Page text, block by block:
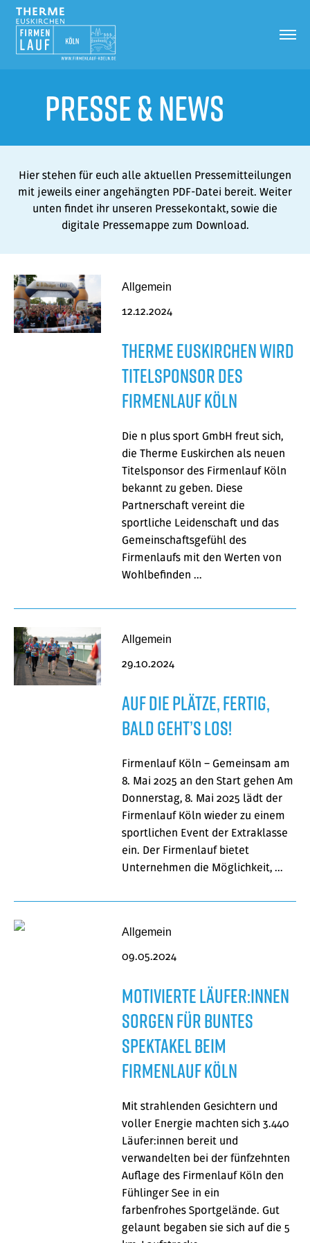
Presse &News
Hier stehen für euch alle aktuellen Pressemitteilungen
mit jeweils einer angehängten PDF-Datei bereit. Weiter
unten findet ihr unseren Pressekontakt, sowie die
digitale Pressemappe zum Download.
Allgemein
12.12.2024
Therme Euskirchen wird
Titelsponsor des
Firmenlauf Köln
Die n plus sport GmbH freut sich,
die Therme Euskirchen als neuen
Titelsponsor des Firmenlauf Köln
bekannt zu geben. Diese
Partnerschaft vereint die
sportliche Leidenschaft und das
Gemeinschaftsgefühl des
Firmenlaufs mit den Werten von
Wohlbefinden …
Allgemein
29.10.2024
Auf die Plätze, fertig,
bald geht’s los!
Firmenlauf Köln – Gemeinsam am
8. Mai 2025 an den Start gehen Am
Donnerstag, 8. Mai 2025 lädt der
Firmenlauf Köln wieder zu einem
sportlichen Event der Extraklasse
ein. Der Firmenlauf bietet
Unternehmen die Möglichkeit, …
Allgemein
09.05.2024
Motivierte Läufer:innen
sorgen für buntes
Spektakel beim
Firmenlauf Köln
Mit strahlenden Gesichtern und
voller Energie machten sich 3.440
Läufer:innen bereit und
verwandelten bei der fünfzehnten
Auflage des Firmenlauf Köln den
Fühlinger See in ein
farbenfrohes Sportgelände. Gut
gelaunt begaben sie sich auf die 5